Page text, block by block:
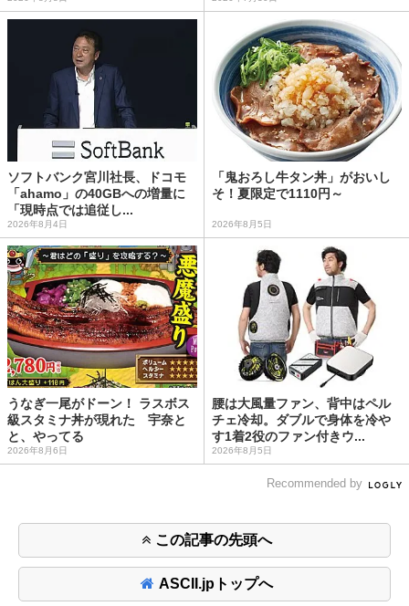
ソフトバンク宮川社長、ドコモ
「ahamo」の40GBへの増量に
「現時点では追従し...
2026年8月4日
「鬼おろし牛タン丼」がおいし
そ！夏限定で1110円～
2026年8月5日
うなぎ一尾がドーン！ ラスボス
級スタミナ丼が現れた 宇奈と
と、やってる
2026年8月6日
腰は大風量ファン、背中はペル
チェ冷却。ダブルで身体を冷や
す1着2役のファン付きウ...
2026年8月5日
Recommended by
この記事の先頭へ
ASCII.jpトップへ